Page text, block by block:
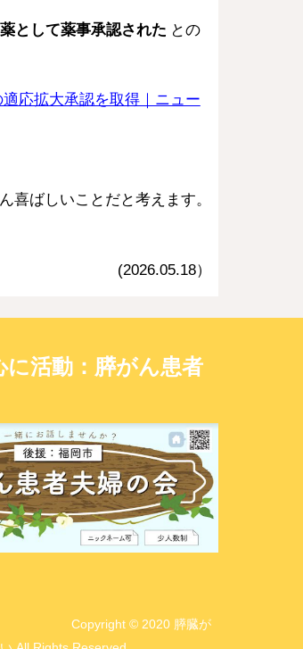
として薬事承認された との
応拡大承認を取得｜ニュー
ばしいことだと考えます。
(2026.05.18）
に活動：膵がん患者
Copyright © 2020 膵臓が